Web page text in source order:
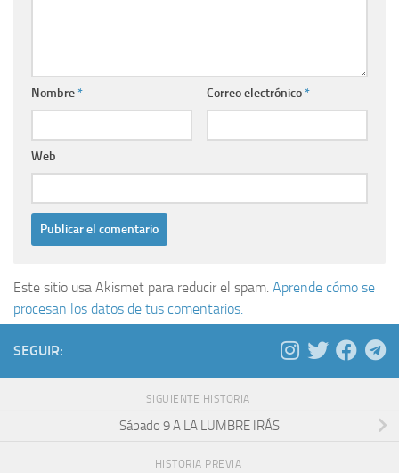
Nombre* Correo electrónico*
Web
Este sitio usa Akismet para reducir el spam. Aprende cómo se
procesan los datos de tus comentarios.
SEGUIR:
SIGUIENTE HISTORIA
Sábado 9 A LA LUMBRE IRÁS
HISTORIA PREVIA